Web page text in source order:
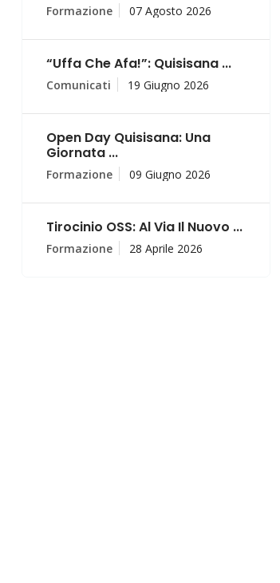
Formazione 07 Agosto 2026
“Uffa Che Afa!”: Quisisana ...
Comunicati 19 Giugno 2026
Open Day Quisisana: Una
Giornata ...
Formazione 09 Giugno 2026
Tirocinio OSS: Al Via Il Nuovo ...
Formazione 28 Aprile 2026